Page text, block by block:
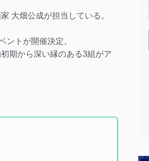
大畑公成が担当している。
ントが開催決定。
期から深い縁のある3組がア